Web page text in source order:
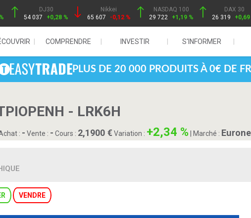
DJ30
54 037
+0,28 %
Nikkei
65 607
-0,12 %
NASDAQ 100
29 722
+1,19 %
DAX 30
26 319
+0,69
COMPRENDRE INVESTIR S'INFORMER
PLUS DE 20 000 PRODUITS À 0€ DE
- LRK6H
: - Vente : - Cours : 2,1900Variation : +2,34 % Marché :
VENDRE